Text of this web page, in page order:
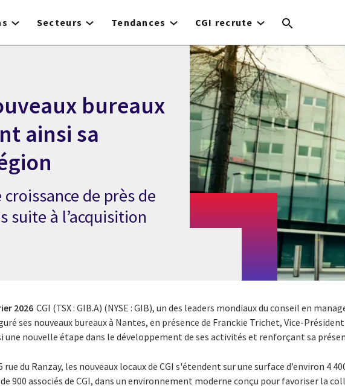
Secteurs Tendances CGI recrute
bureaux
ainsi sa
de près de
suite à l’acquisition
2026 CGI (TSX : GIB.A) (NYSE : GIB), un des leaders mondiaux du conseil en
ses nouveaux bureaux à Nantes, en présence de Franckie Trichet, Vice-
une nouvelle étape dans le développement de ses activités et renforçant sa
rue du Ranzay, les nouveaux locaux de CGI s'étendent sur une surface d’environ 4
900 associés de CGI, dans un environnement moderne conçu pour favoriser la